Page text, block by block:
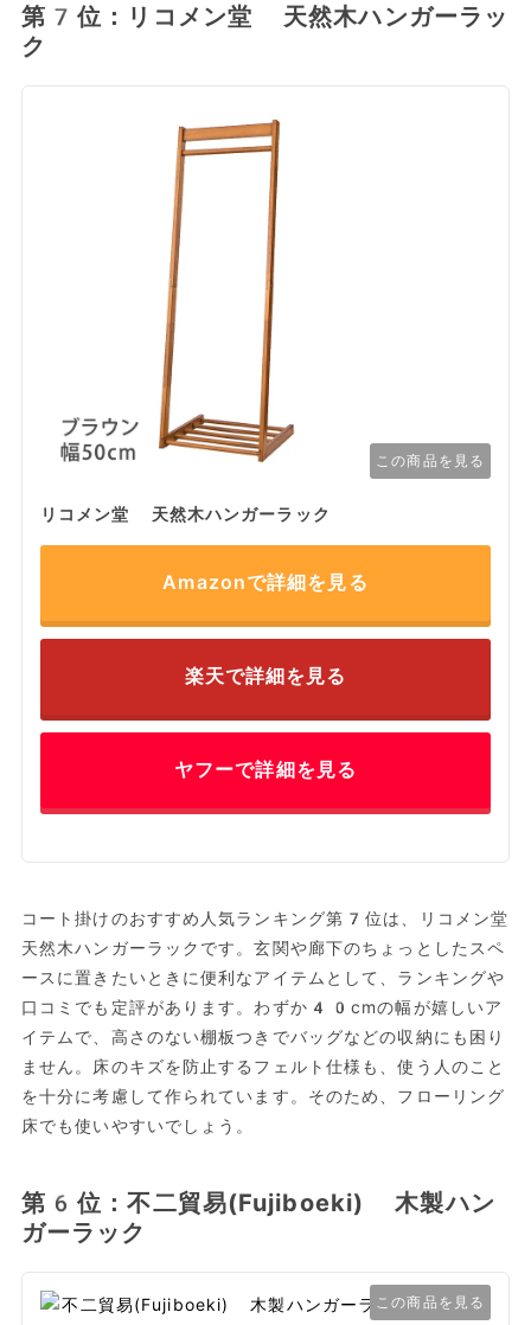
第7位：リコメン堂 天然木ハンガーラッ
ク
この商品を見る
リコメン堂 天然木ハンガーラック
Amazonで詳細を見る
楽天で詳細を見る
ヤフーで詳細を見る
コート掛けのおすすめ人気ランキング第7位は、リコメン堂
天然木ハンガーラックです。玄関や廊下のちょっとしたスペ
ースに置きたいときに便利なアイテムとして、ランキングや
口コミでも定評があります。わずか40cmの幅が嬉しいア
イテムで、高さのない棚板つきでバッグなどの収納にも困り
ません。床のキズを防止するフェルト仕様も、使う人のこと
を十分に考慮して作られています。そのため、フローリング
床でも使いやすいでしょう。
第6位：不二貿易(Fujiboeki) 木製ハン
ガーラック
この商品を見る